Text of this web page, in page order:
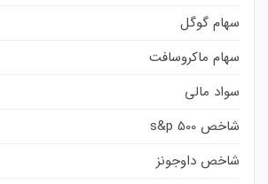
سهام گوگل
سهام ماکروسافت
سواد مالی
شاخص s&p 500
شاخص داوجونز